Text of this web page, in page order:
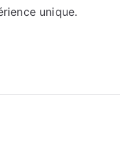
efficaces
unique.